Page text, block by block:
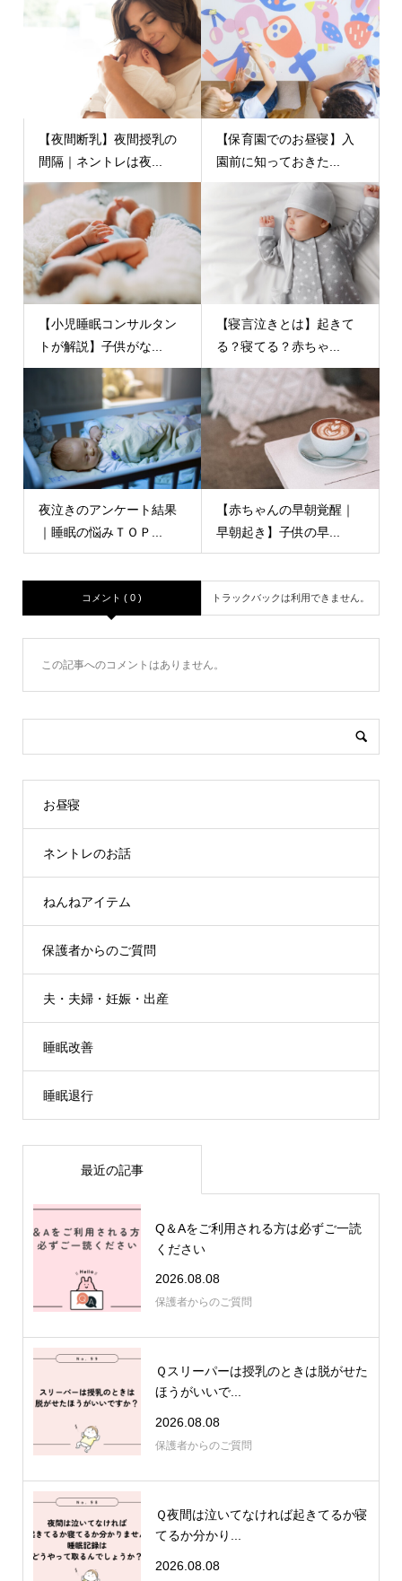
【夜間断乳】夜間授乳の
間隔｜ネントレは夜...
【保育園でのお昼寝】入
園前に知っておきた...
【小児睡眠コンサルタン
トが解説】子供がな...
【寝言泣きとは】起きて
る？寝てる？赤ちゃ...
夜泣きのアンケート結果
｜睡眠の悩みＴＯＰ...
【赤ちゃんの早朝覚醒｜
早朝起き】子供の早...
コメント ( 0 ) トラックバックは利用できません。
この記事へのコメントはありません。
お昼寝
ネントレのお話
ねんねアイテム
保護者からのご質問
夫・夫婦・妊娠・出産
睡眠改善
睡眠退行
最近の記事
Q＆Aをご利用される方は必ずご一読
ください
2026.08.08
保護者からのご質問
Ｑスリーパーは授乳のときは脱がせた
ほうがいいで...
2026.08.08
保護者からのご質問
Ｑ夜間は泣いてなければ起きてるか寝
てるか分かり...
2026.08.08